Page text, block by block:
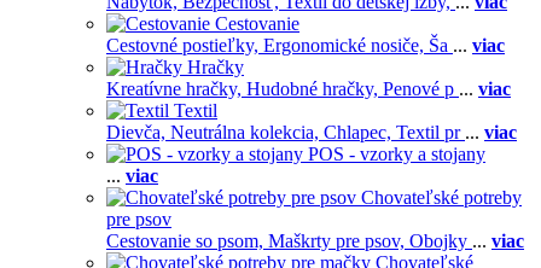
Cestovanie
Cestovné postieľky, Ergonomické nosiče, Ša ... viac
Hračky
Kreatívne hračky, Hudobné hračky, Penové p ... viac
Textil
Dievča, Neutrálna kolekcia, Chlapec, Textil pr ... viac
POS - vzorky a stojany
... viac
Chovateľské potreby
pre psov
Cestovanie so psom, Maškrty pre psov, Obojky ... viac
Chovateľské